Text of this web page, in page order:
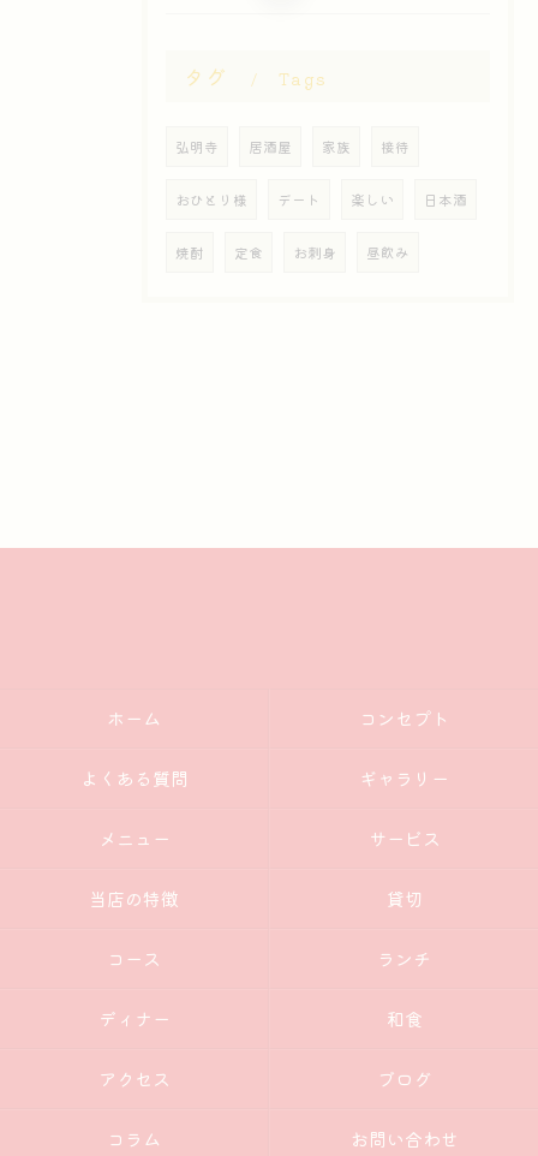
タグ Tags
弘明寺 居酒屋 家族 接待
おひとり様 デート 楽しい 日本酒
焼酎 定食 お刺身 昼飲み
ホーム コンセプト
よくある質問 ギャラリー
メニュー サービス
当店の特徴 貸切
コース ランチ
ディナー 和食
アクセス ブログ
コラム お問い合わせ